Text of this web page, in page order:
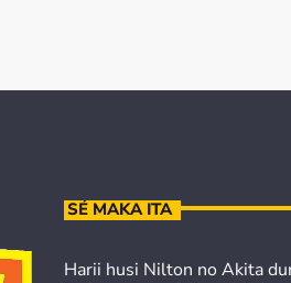
SÉ MAKA ITA
Harii husi Nilton no Akita